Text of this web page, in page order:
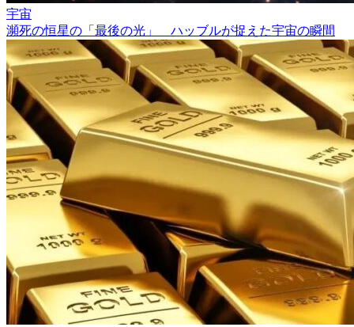
宇宙
瀕死の恒星の「最後の光」 ハッブルが捉えた宇宙の瞬間